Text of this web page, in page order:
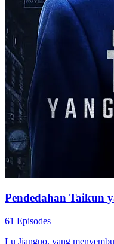
Pendedahan Taikun
61 Episodes
Lu Jianguo, yang